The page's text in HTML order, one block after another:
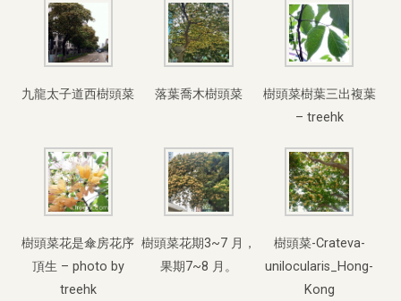
九龍太子道西樹頭菜 落葉喬木樹頭菜
樹頭菜樹葉三出複葉
– treehk
樹頭菜花是傘房花序
頂生 – photo by
treehk
樹頭菜花期3~7 月，
果期7~8 月。
樹頭菜-Crateva-
unilocularis_Hong-
Kong